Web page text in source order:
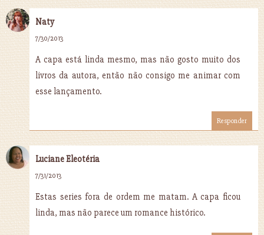
Naty
7/30/2013
A capa está linda mesmo, mas não gosto muito dos
livros da autora, então não consigo me animar com
esse lançamento.
Responder
Luciane Eleotéria
7/31/2013
Estas series fora de ordem me matam. A capa ficou
linda, mas não parece um romance histórico.